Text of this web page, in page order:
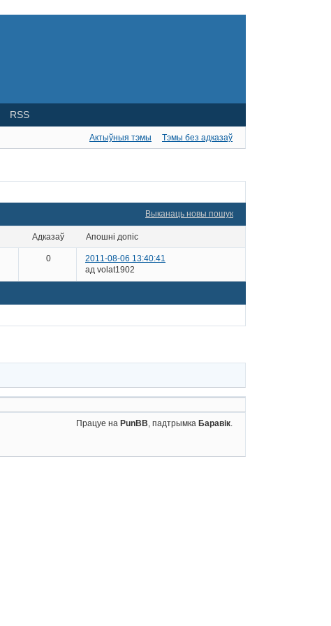
RSS
Актыўныя тэмы Тэмы без адказаў
Выканаць новы пошук
адказаў апошні допіс
0
2011-08-06 13:40:41
ад volat1902
Працуе на PunBB, падтрымка Баравік.